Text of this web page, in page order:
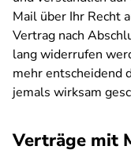
Mail über Ihr Recht
Vertrag nach
lang widerrufen
mehr entscheidend
jemals wirksam
Verträge mit